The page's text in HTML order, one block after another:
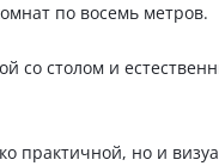
по восемь метров.
столом и
практичной, но и